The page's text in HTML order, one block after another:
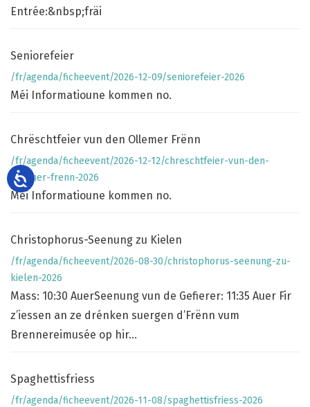
Entrée:&nbsp;fräi
Seniorefeier
/fr/agenda/ficheevent/2026-12-09/seniorefeier-2026
Méi Informatioune kommen no.
Chrëschtfeier vun den Ollemer Frënn
/fr/agenda/ficheevent/2026-12-12/chreschtfeier-vun-den-
ollemer-frenn-2026
Méi Informatioune kommen no.
Christophorus-Seenung zu Kielen
/fr/agenda/ficheevent/2026-08-30/christophorus-seenung-zu-
kielen-2026
Mass: 10:30 AuerSeenung vun de Gefierer: 11:35 Auer Fir
z’iessen an ze drénken suergen d’Frënn vum
Brennereimusée op hir...
Spaghettisfriess
/fr/agenda/ficheevent/2026-11-08/spaghettisfriess-2026